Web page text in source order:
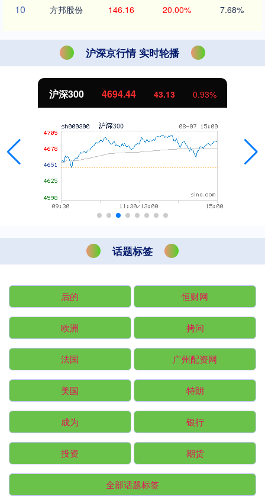
10 方邦股份 146.16 20.00% 7.68%
沪深京行情 实时轮播
沪深300 4694.44 43.13 0.93%
话题标签
后的 恒财网
欧洲 拷问
法国 广州配资网
美国 特朗
成为 银行
投资 期货
全部话题标签